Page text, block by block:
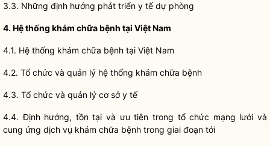
3.3. Những định hướng phát triển y tế dự phòng
4. Hệ thống khám chữa bệnh tại Việt Nam
4.1. Hệ thống khám chữa bệnh tại Việt Nam
4.2. Tổ chức và quản lý hệ thống khám chữa bệnh
4.3. Tổ chức và quản lý cơ sở y tế
4.4. Định hướng, tồn tại và ưu tiên trong tổ chức mạng lưới và
cung ứng dịch vụ khám chữa bệnh trong giai đoạn tới